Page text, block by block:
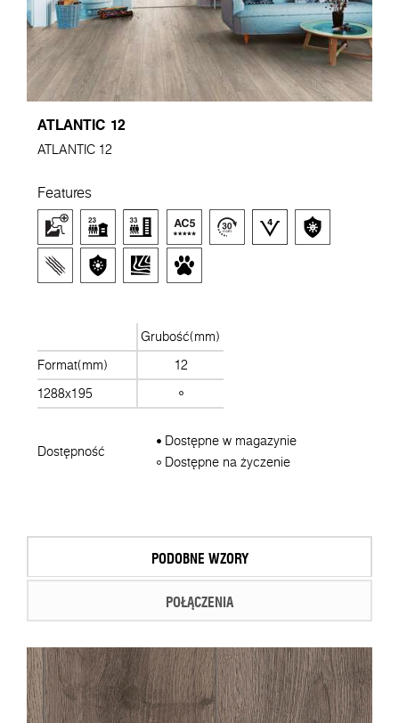
ATLANTIC 12
ATLANTIC 12
Features
Grubość(mm)
Format(mm)
12
1288x195
Dostępność
Dostępne w magazynie
Dostępne na życzenie
PODOBNE WZORY
POŁĄCZENIA